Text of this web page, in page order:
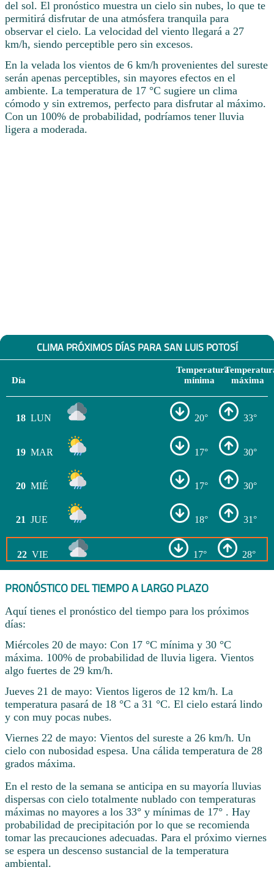
del sol. El pronóstico muestra un cielo sin nubes, lo que te
permitirá disfrutar de una atmósfera tranquila para
observar el cielo. La velocidad del viento llegará a 27
km/h, siendo perceptible pero sin excesos.
En la velada los vientos de 6 km/h provenientes del sureste
serán apenas perceptibles, sin mayores efectos en el
ambiente. La temperatura de 17 °C sugiere un clima
cómodo y sin extremos, perfecto para disfrutar al máximo.
Con un 100% de probabilidad, podríamos tener lluvia
ligera a moderada.
CLIMA PRÓXIMOS DÍAS PARA SAN LUIS POTOSÍ
Día
Temperatura
mínima
máxima
18 LUN 20° 33°
19 MAR 17° 30°
20 MIÉ 17° 30°
21 JUE 18° 31°
22 VIE 17° 28°
PRONÓSTICO DEL TIEMPO A LARGO PLAZO
Aquí tienes el pronóstico del tiempo para los próximos
días:
Miércoles 20 de mayo: Con 17 °C mínima y 30 °C
máxima. 100% de probabilidad de lluvia ligera. Vientos
algo fuertes de 29 km/h.
Jueves 21 de mayo: Vientos ligeros de 12 km/h. La
temperatura pasará de 18 °C a 31 °C. El cielo estará lindo
y con muy pocas nubes.
Viernes 22 de mayo: Vientos del sureste a 26 km/h. Un
cielo con nubosidad espesa. Una cálida temperatura de 28
grados máxima.
En el resto de la semana se anticipa en su mayoría lluvias
dispersas con cielo totalmente nublado con temperaturas
máximas no mayores a los 33° y mínimas de 17° . Hay
probabilidad de precipitación por lo que se recomienda
tomar las precauciones adecuadas. Para el próximo viernes
se espera un descenso sustancial de la temperatura
ambiental.